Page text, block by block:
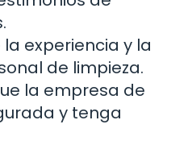
experiencia y la
de limpieza.
la empresa de
y tenga